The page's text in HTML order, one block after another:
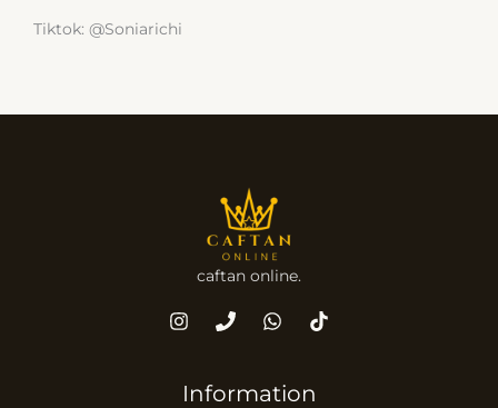
Tiktok: @Soniarichi
caftan online.
Information